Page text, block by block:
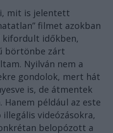
mit is jelentett
filmet azokban
kifordult időkben,
börtönbe zárt
Nyilván nem a
gondolok, mert hát
is, de átmentek
például az este
videózásokra,
belopózott a